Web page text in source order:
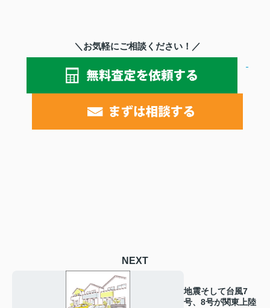
＼お気軽にご相談ください！／
NEXT
地震そして台風7
号、8号が関東上陸